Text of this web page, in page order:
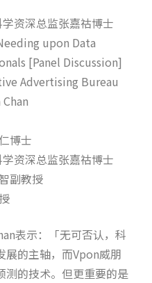
资深总监张嘉祜博士
upon Data
[Panel Discussion]
Advertising Bureau
博士
资深总监张嘉祜博士
副教授
表示：「无可否认，科
展的主轴，而Vpon威朋
测的技术。但更重要的是